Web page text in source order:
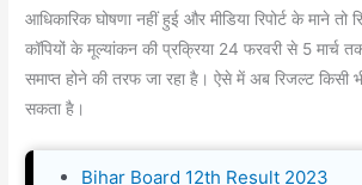
आधिकारिक घोषणा नहीं हुई और मीडिया रिपोर्ट के माने तो
कॉपियों के मूल्यांकन की प्रक्रिया 24 फरवरी से 5 मार्च
समाप्त होने की तरफ जा रहा है। ऐसे में अब रिजल्ट किसी
सकता है।
Bihar Board 12th Result 2023